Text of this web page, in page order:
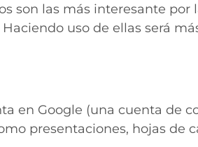
son las más interesante
uso de ellas será
en Google (una cuenta de
presentaciones, hojas de